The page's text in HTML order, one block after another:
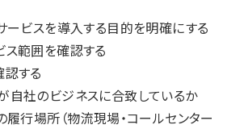
サービスを導入する目的を明確にする
ス範囲を確認する
認する
自社のビジネスに合致しているか
履行場所（物流現場・コールセンター